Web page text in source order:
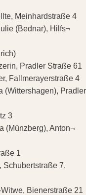
Meinhardstraße 4
(Bednar), Hilfs¬
Pradler Straße 61
Fallmerayerstraße 4
(Wittershagen), Pradler
3
(Münzberg), Anton¬
1
Schubertstraße 7,
Bienerstraße 21